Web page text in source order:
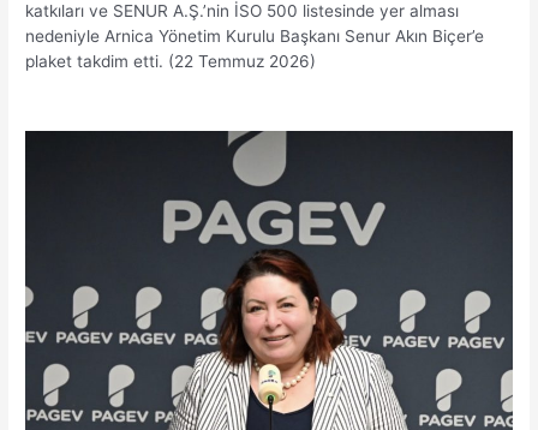
katkıları ve SENUR A.Ş.’nin İSO 500 listesinde yer alması
nedeniyle Arnica Yönetim Kurulu Başkanı Senur Akın Biçer’e
plaket takdim etti. (22 Temmuz 2026)